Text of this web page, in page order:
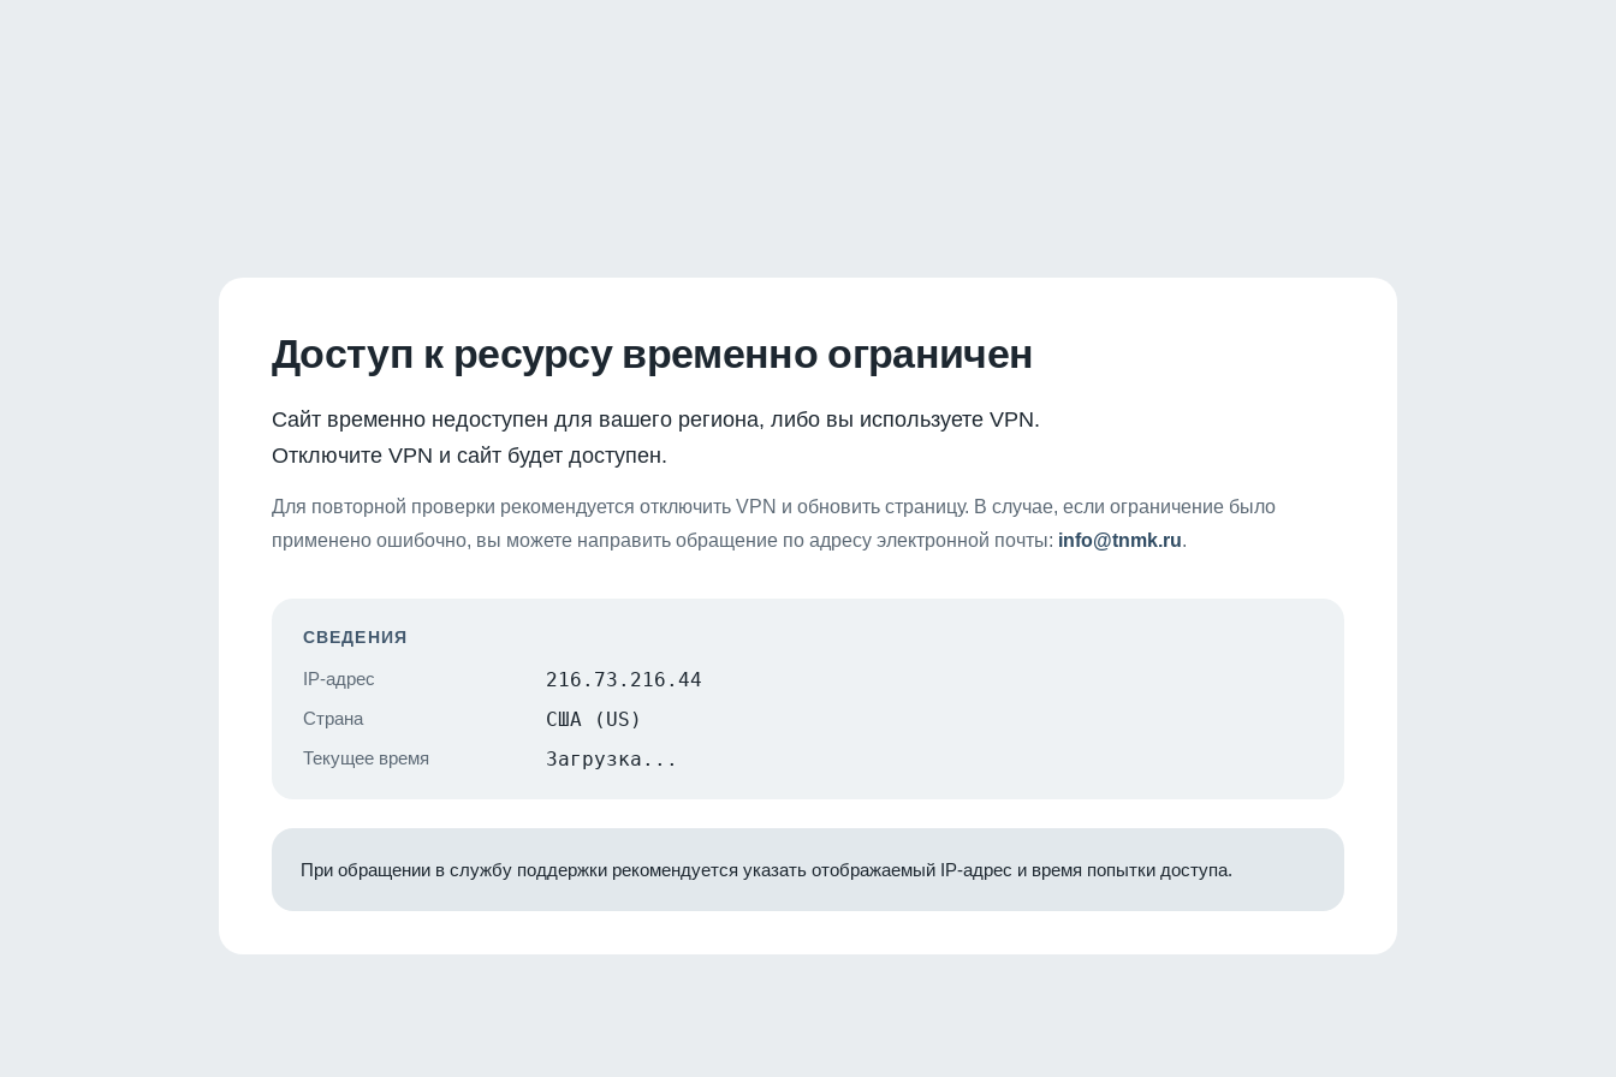
Доступ к ресурсу временно ограничен
Сайт временно недоступен для вашего региона, либо вы используете VPN.
Отключите VPN и сайт будет доступен.
Для повторной проверки рекомендуется отключить VPN и обновить страницу. В случае, если ограничение было
применено ошибочно, вы можете направить обращение по адресу электронной почты: info@tnmk.ru.
СВЕДЕНИЯ
IP-адрес 216.73.216.44
Страна США (US)
Текущее время Загрузка...
При обращении в службу поддержки рекомендуется указать отображаемый IP-адрес и время попытки доступа.